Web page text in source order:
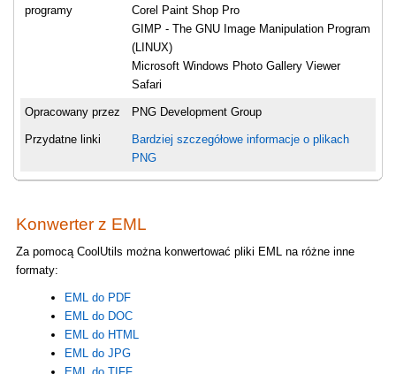
programy
Corel Paint Shop Pro
GIMP - The GNU Image Manipulation Program
(LINUX)
Microsoft Windows Photo Gallery Viewer
Safari
Opracowany przez PNG Development Group
Przydatne linki
Bardziej szczegółowe informacje o plikach
PNG
Konwerter z EML
Za pomocą CoolUtils można konwertować pliki EML na różne inne
formaty:
EML do PDF
EML do DOC
EML do HTML
EML do JPG